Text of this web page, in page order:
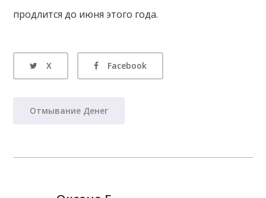
продлится до июня этого года.
X Facebook
Отмывание Денег